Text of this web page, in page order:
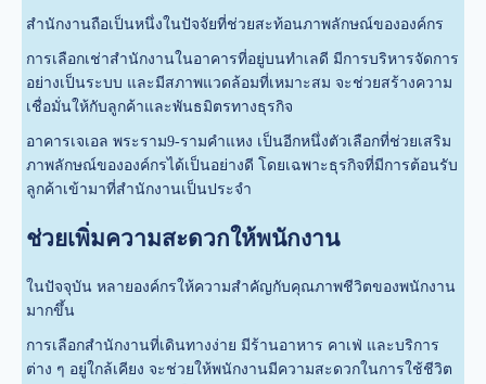
สำนักงานถือเป็นหนึ่งในปัจจัยที่ช่วยสะท้อนภาพลักษณ์ขององค์กร
การเลือกเช่าสำนักงานในอาคารที่อยู่บนทำเลดี มีการบริหารจัดการ
อย่างเป็นระบบ และมีสภาพแวดล้อมที่เหมาะสม จะช่วยสร้างความ
เชื่อมั่นให้กับลูกค้าและพันธมิตรทางธุรกิจ
อาคารเจเอล พระราม9-รามคำแหง เป็นอีกหนึ่งตัวเลือกที่ช่วยเสริม
ภาพลักษณ์ขององค์กรได้เป็นอย่างดี โดยเฉพาะธุรกิจที่มีการต้อนรับ
ลูกค้าเข้ามาที่สำนักงานเป็นประจำ
ช่วยเพิ่มความสะดวกให้พนักงาน
ในปัจจุบัน หลายองค์กรให้ความสำคัญกับคุณภาพชีวิตของพนักงาน
มากขึ้น
การเลือกสำนักงานที่เดินทางง่าย มีร้านอาหาร คาเฟ่ และบริการ
ต่าง ๆ อยู่ใกล้เคียง จะช่วยให้พนักงานมีความสะดวกในการใช้ชีวิต